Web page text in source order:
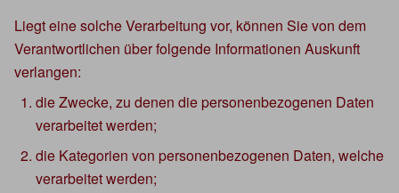
Liegt eine solche Verarbeitung vor, können Sie von dem
Verantwortlichen über folgende Informationen Auskunft
verlangen:
die Zwecke, zu denen die personenbezogenen Daten
verarbeitet werden;
die Kategorien von personenbezogenen Daten, welche
verarbeitet werden;